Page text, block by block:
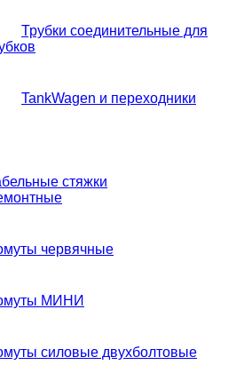
Трубки соединительные для
TankWagen и переходники
стяжки
червячные
МИНИ
силовые двухболтовые